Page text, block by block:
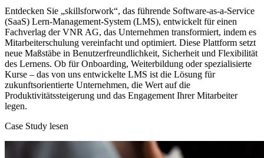
Entdecken Sie „skillsforwork“, das führende Software-as-a-Service
(SaaS) Lern-Management-System (LMS), entwickelt für einen
Fachverlag der VNR AG, das Unternehmen transformiert, indem es
Mitarbeiterschulung vereinfacht und optimiert. Diese Plattform setzt
neue Maßstäbe in Benutzerfreundlichkeit, Sicherheit und Flexibilität
des Lernens. Ob für Onboarding, Weiterbildung oder spezialisierte
Kurse – das von uns entwickelte LMS ist die Lösung für
zukunftsorientierte Unternehmen, die Wert auf die
Produktivitätssteigerung und das Engagement Ihrer Mitarbeiter
legen.
Case Study lesen